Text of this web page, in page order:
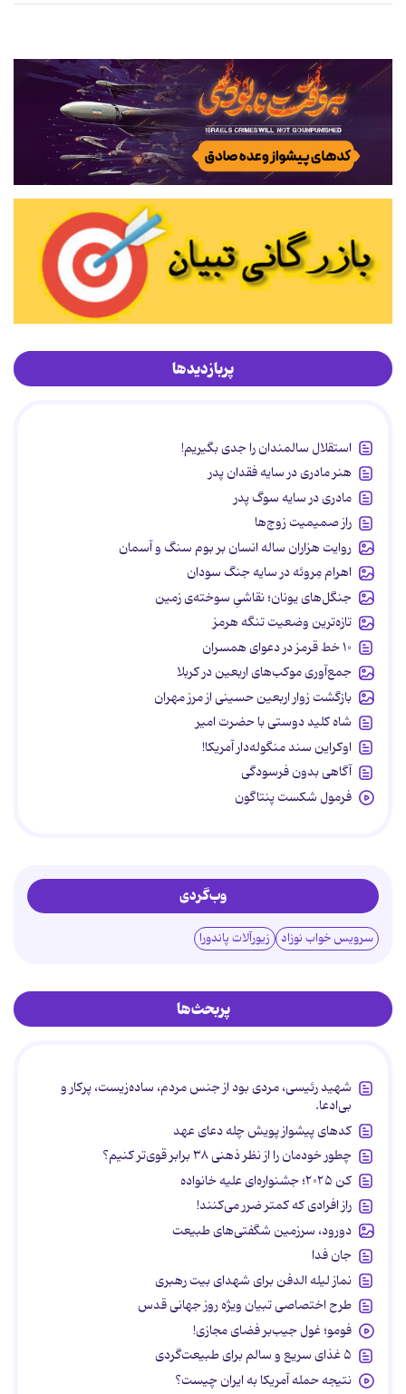
پربازدیدها
استقلال سالمندان را جدی بگیریم!
هنر مادری در سایه‌ فقدان پدر
مادری در سایه سوگ پدر
راز صمیمیت زوج‌ها
روایت هزاران ساله انسان بر بوم سنگ و آسمان
اهرام مِروئه در سایه جنگ سودان
جنگل‌های یونان؛ نقاشیِ سوخته‌ی زمین
تازه‌ترین وضعیت تنگه هرمز
۱۰ خط قرمز در دعوای همسران
جمع‌آوری موکب‌های اربعین در کربلا
بازگشت زوار اربعین حسینی از مرز مهران
شاه کلید دوستی با حضرت امیر
اوکراین سند منگوله‌دار آمریکا!
آگاهی بدون فرسودگی
فرمول شکست پنتاگون
وب‌گردی
سرویس خواب نوزاد زیورآلات پاندورا
پربحث‌ها
شهید رئیسی، مردی بود از جنس مردم، ساده‌زیست، پرکار و
بی‌ادعا.
کدهای پیشواز پویش چله دعای عهد
چطور خودمان را از نظر ذهنی ۳۸ برابر قوی‌تر کنیم؟
کن ۲۰۲۵؛ جشنواره‌ای علیه خانواده
راز افرادی که کمتر ضرر می‌کنند!
دورود، سرزمین شگفتی‌های طبیعت
جان فدا
نماز لیله الدفن برای شهدای بیت رهبری
طرح اختصاصی تبیان ویژه روز جهانی قدس
فومو؛ غول جیب‌بر فضای مجازی!
۵ غذای سریع و سالم برای طبیعت‌گردی
نتیجه حمله آمریکا به ایران چیست؟